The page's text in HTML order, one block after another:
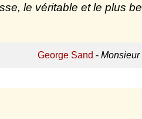
le véritable et le plus
George Sand - Monsieur